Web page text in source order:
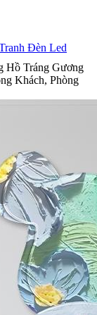
Đèn Led
Hồ Tráng Gương
Khách, Phòng